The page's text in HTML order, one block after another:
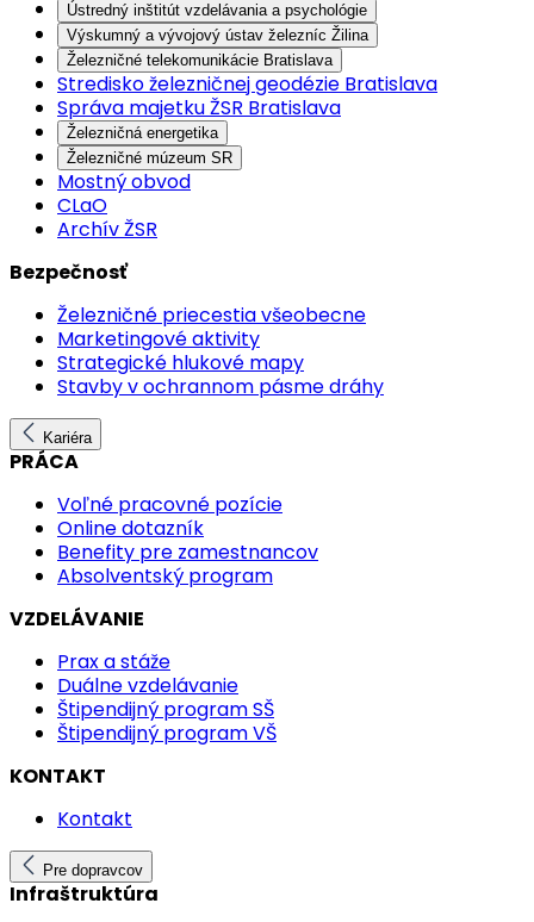
Ústredný inštitút vzdelávania a psychológie
Výskumný a vývojový ústav železníc Žilina
Železničné telekomunikácie Bratislava
Stredisko železničnej geodézie Bratislava
Správa majetku ŽSR Bratislava
Železničná energetika
Železničné múzeum SR
Mostný obvod
CLaO
Archív ŽSR
Bezpečnosť
Železničné priecestia všeobecne
Marketingové aktivity
Strategické hlukové mapy
Stavby v ochrannom pásme dráhy
Kariéra
PRÁCA
Voľné pracovné pozície
Online dotazník
Benefity pre zamestnancov
Absolventský program
VZDELÁVANIE
Prax a stáže
Duálne vzdelávanie
Štipendijný program SŠ
Štipendijný program VŠ
KONTAKT
Kontakt
Pre dopravcov
Infraštruktúra